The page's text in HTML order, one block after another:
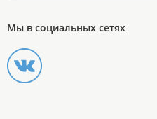
Мы в социальных сетях